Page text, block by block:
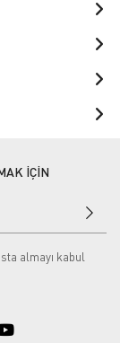
İÇİN
almayı kabul